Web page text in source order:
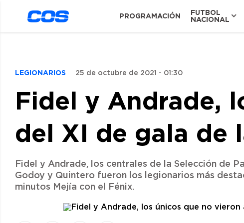
PROGRAMACIÓN
FUTBOL
NACIONAL
LEGIONARIOS 25 de octubre de 2021 - 01:30
Fidel y Andrade,
del XI de gala de
Fidel y Andrade, los centrales de la Selección de
Godoy y Quintero fueron los legionarios más
minutos Mejía con el Fénix.